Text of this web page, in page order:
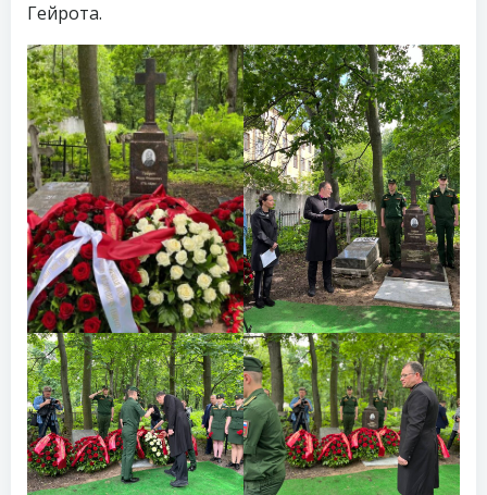
Гейрота.